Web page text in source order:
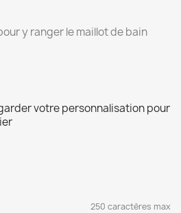
y ranger le maillot de bain
votre personnalisation pour
250 caractères max